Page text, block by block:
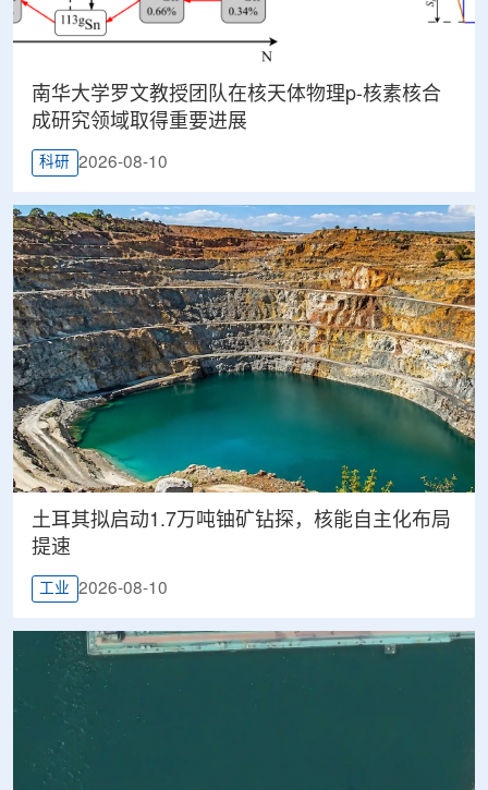
南华大学罗文教授团队在核天体物理p-核素核合
成研究领域取得重要进展
科研 2026-08-10
土耳其拟启动1.7万吨铀矿钻探，核能自主化布局
提速
工业 2026-08-10